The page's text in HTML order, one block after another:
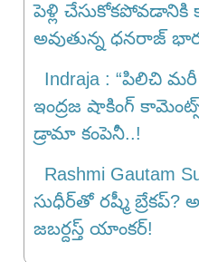
పెళ్లి
అవుతున్న ధనరాజ్
Indraja : “పిలిచి
ఇంద్రజ షాకింగ్
డ్రామా కంపెనీ..!
Rashmi Gautam
సుధీర్‌తో రష్మీ బ్రేకప్?
జబర్దస్త్ యాంకర్!